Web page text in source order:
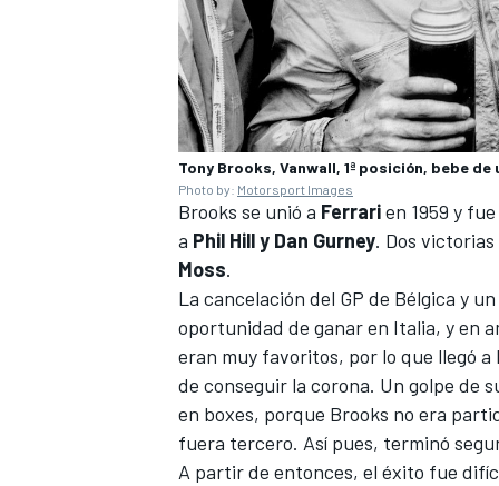
MÁS CATEGORÍAS
Tony Brooks, Vanwall, 1ª posición, bebe
Photo by: Motorsport Images
Brooks se unió a Ferrarien 1959 y
a Phil Hill y Dan Gurney. Dos
Moss.
La cancelación del GP de Bélgica y
oportunidad de ganar en Italia, y en
eran muy favoritos, por lo que llegó
de conseguir la corona. Un golpe de
en boxes, porque Brooks no era
fuera tercero. Así pues, terminó
A partir de entonces, el éxito fue